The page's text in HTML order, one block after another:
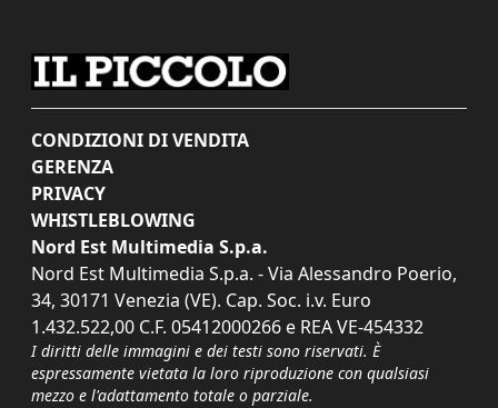
CONDIZIONI DI VENDITA
GERENZA
PRIVACY
WHISTLEBLOWING
Nord Est Multimedia S.p.a.
Nord Est Multimedia S.p.a. - Via Alessandro Poerio,
34, 30171 Venezia (VE). Cap. Soc. i.v. Euro
1.432.522,00 C.F. 05412000266 e REA VE-454332
I diritti delle immagini e dei testi sono riservati. È
espressamente vietata la loro riproduzione con qualsiasi
mezzo e l'adattamento totale o parziale.